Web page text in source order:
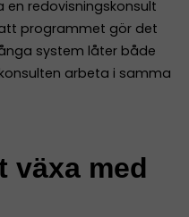
redovisningskonsult
programmet gör det
system låter både
arbeta i samma
växa med